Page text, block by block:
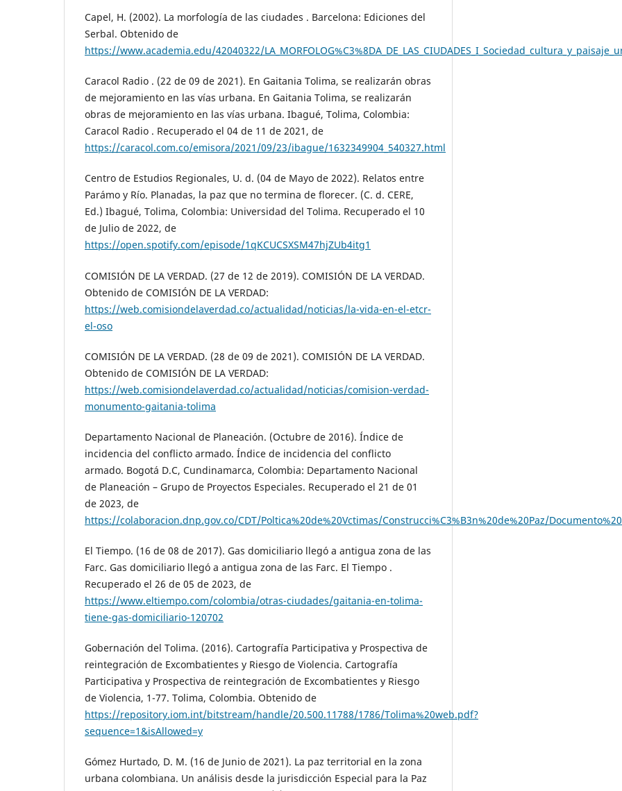
Capel, H. (2002). La morfología de las ciudades . Barcelona: Ediciones del
Serbal. Obtenido de
https://www.academia.edu/42040322/
Caracol Radio . (22 de 09 de 2021). En Gaitania Tolima, se realizarán obras
de mejoramiento en las vías urbana. En Gaitania Tolima, se realizarán
obras de mejoramiento en las vías urbana. Ibagué, Tolima, Colombia:
Caracol Radio . Recuperado el 04 de 11 de 2021, de
https://caracol.com.co/emisora/2021/09/23/ibague/1632349904_540327.html
Centro de Estudios Regionales, U. d. (04 de Mayo de 2022). Relatos entre
Parámo y Río. Planadas, la paz que no termina de florecer. (C. d. CERE,
Ed.) Ibagué, Tolima, Colombia: Universidad del Tolima. Recuperado el 10
de Julio de 2022, de
https://open.spotify.com/episode/1qKCUCSXSM47hjZUb4itg1
COMISIÓN DE LA VERDAD. (27 de 12 de 2019). COMISIÓN DE LA VERDAD.
Obtenido de COMISIÓN DE LA VERDAD:
https://web.comisiondelaverdad.co/actualidad/noticias/la-vida-en-el-etcr-
el-oso
COMISIÓN DE LA VERDAD. (28 de 09 de 2021). COMISIÓN DE LA VERDAD.
Obtenido de COMISIÓN DE LA VERDAD:
https://web.comisiondelaverdad.co/actualidad/noticias/comision-verdad-
monumento-gaitania-tolima
Departamento Nacional de Planeación. (Octubre de 2016). Índice de
incidencia del conflicto armado. Índice de incidencia del conflicto
armado. Bogotá D.C, Cundinamarca, Colombia: Departamento Nacional
de Planeación – Grupo de Proyectos Especiales. Recuperado el 21 de 01
de 2023, de
https://colaboracion.dnp.gov.co/CDT/Poltica%20de%20Vctimas/Construcci%C3%B3n%20de%20Paz/
El Tiempo. (16 de 08 de 2017). Gas domiciliario llegó a antigua zona de las
Farc. Gas domiciliario llegó a antigua zona de las Farc. El Tiempo .
Recuperado el 26 de 05 de 2023, de
https://www.eltiempo.com/colombia/otras-ciudades/gaitania-en-tolima-
tiene-gas-domiciliario-120702
Gobernación del Tolima. (2016). Cartografía Participativa y Prospectiva de
reintegración de Excombatientes y Riesgo de Violencia. Cartografía
Participativa y Prospectiva de reintegración de Excombatientes y Riesgo
de Violencia, 1-77. Tolima, Colombia. Obtenido de
https://repository.iom.int/bitstream/handle/20.500.11788/1786/Tolima%20web.pdf?
sequence=1&isAllowed=y
Gómez Hurtado, D. M. (16 de Junio de 2021). La paz territorial en la zona
urbana colombiana. Un análisis desde la jurisdicción Especial para la Paz